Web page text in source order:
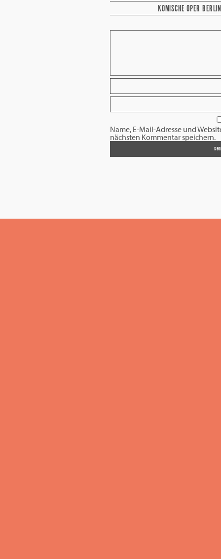
KOMISCHE OPER
Name, E-Mail-Adresse und
nächsten Kommentar speichern.